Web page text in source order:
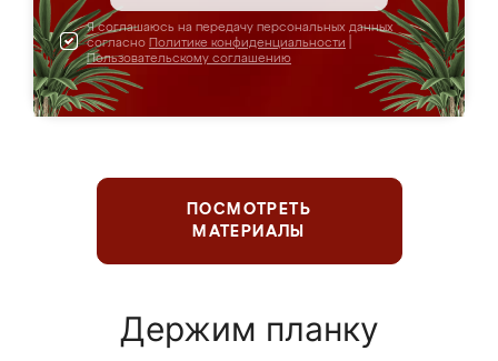
Я соглашаюсь на передачу персональных данных
согласно Политике конфиденциальности
Пользовательскому соглашению
ПОСМОТРЕТЬ
МАТЕРИАЛЫ
Держим планку